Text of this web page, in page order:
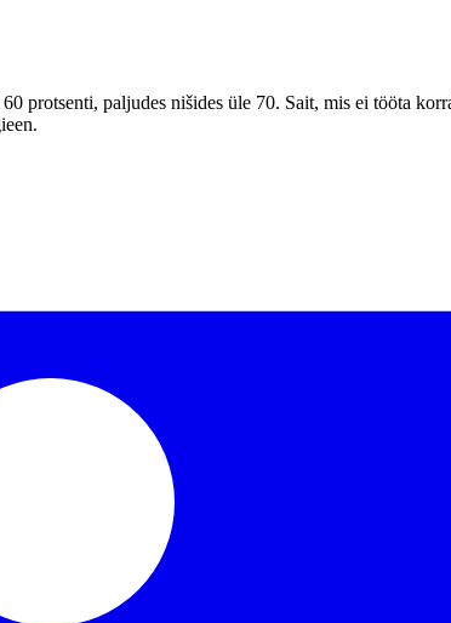
protsenti, paljudes nišides üle 70. Sait, mis ei tööta